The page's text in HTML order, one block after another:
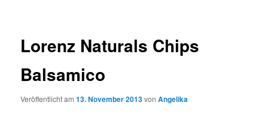
Lorenz Naturals Chips
Balsamico
Veröffentlicht am13. November 2013vonAngelika